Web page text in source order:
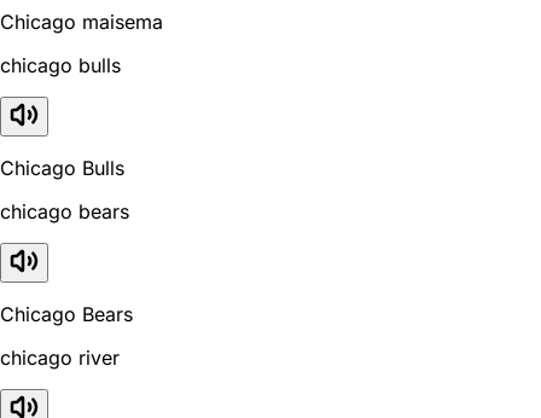
Chicago maisema
chicago bulls
Chicago Bulls
chicago bears
Chicago Bears
chicago river